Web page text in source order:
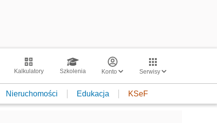
Kalkulatory Szkolenia Konto Serwisy
Nieruchomości Edukacja KSeF